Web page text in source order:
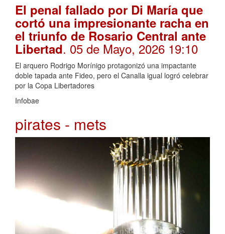
El penal fallado por Di María que
cortó una impresionante racha en
el triunfo de Rosario Central ante
Libertad. 05 de Mayo, 2026 19:10
El arquero Rodrigo Morínigo protagonizó una impactante
doble tapada ante Fideo, pero el Canalla igual logró celebrar
por la Copa Libertadores
Infobae
pirates - mets